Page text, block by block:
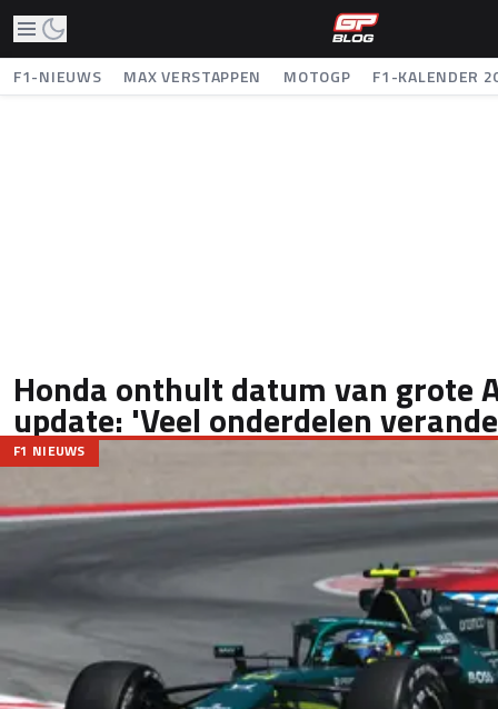
F1-NIEUWS MAX VERSTAPPEN MOTOGP F1-KALENDER
Honda onthult datum van grote
update: 'Veel onderdelen
F1 NIEUWS